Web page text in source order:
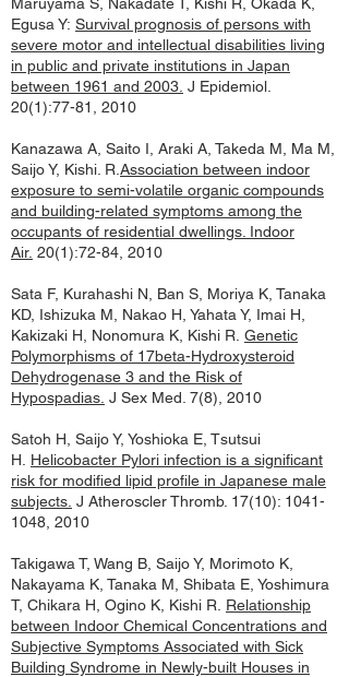
Egusa Y: Survival prognosis of persons with
severe motor and intellectual disabilities living
in public and private institutions in Japan
between 1961 and 2003. J Epidemiol.
20(1):77-81, 2010
Kanazawa A, Saito I, Araki A, Takeda M, Ma M,
Saijo Y, Kishi. R. Association between indoor
exposure to semi-volatile organic compounds
and building-related symptoms among the
occupants of residential dwellings. Indoor
Air. 20(1):72-84, 2010
Sata F, Kurahashi N, Ban S, Moriya K, Tanaka
KD, Ishizuka M, Nakao H, Yahata Y, Imai H,
Kakizaki H, Nonomura K, Kishi R. Genetic
Polymorphisms of 17beta-Hydroxysteroid
Dehydrogenase 3 and the Risk of
Hypospadias. J Sex Med. 7(8), 2010
Satoh H, Saijo Y, Yoshioka E, Tsutsui
H. Helicobacter Pylori infection is a significant
risk for modified lipid profile in Japanese male
subjects. J Atheroscler Thromb. 17(10): 1041-
1048 , 2010
Takigawa T, Wang B, Saijo Y, Morimoto K,
Nakayama K, Tanaka M, Shibata E, Yoshimura
T, Chikara H, Ogino K, Kishi R. Relationship
between Indoor Chemical Concentrations and
Subjective Symptoms Associated with Sick
Building Syndrome in Newly-built Houses in